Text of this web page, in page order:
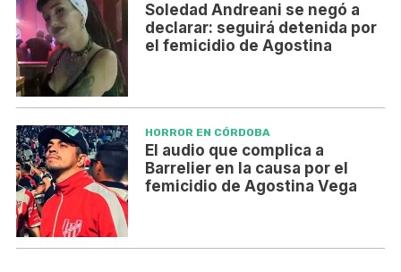
Soledad Andreani se negó a
declarar: seguirá detenida por
el femicidio de Agostina
HORROR EN CÓRDOBA
El audio que complica a
Barrelier en la causa por el
femicidio de Agostina Vega